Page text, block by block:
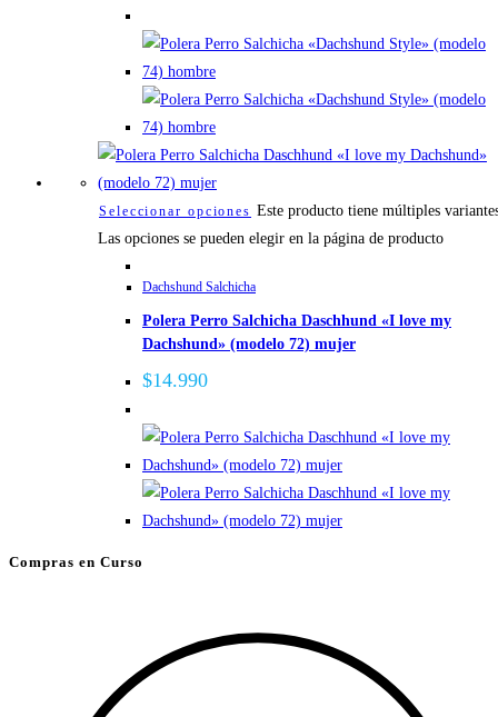
Seleccionar opciones Este producto tiene múltiples
Las opciones se pueden elegir en la página de producto
Dachshund Salchicha
Polera Perro Salchicha Daschhund «I love my
Dachshund» (modelo 72) mujer
$14.990
Compras en Curso